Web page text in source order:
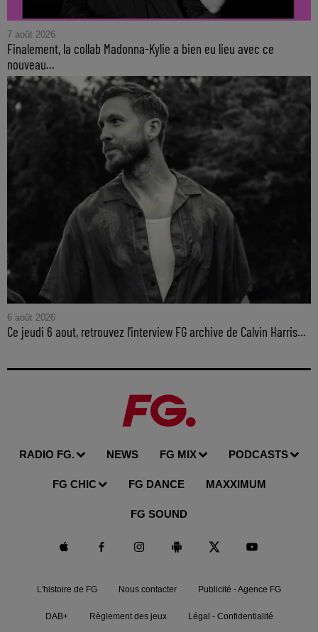
7 août 2026
Finalement, la collab Madonna-Kylie a bien eu lieu avec ce
nouveau...
6 août 2026
Ce jeudi 6 aout, retrouvez l'interview FG archive de Calvin Harris...
RADIO FG. NEWS FG MIX PODCASTS
FG CHIC FG DANCE MAXXIMUM
FG SOUND
L'histoire de FG Nous contacter Publicité - Agence FG
DAB+ Règlement des jeux Légal - Confidentialité